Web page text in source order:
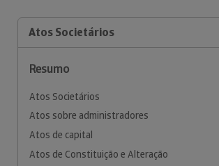
Atos Societários
Resumo
Atos Societários
Atos sobre administradores
Atos de capital
Atos de Constituição e Alteração